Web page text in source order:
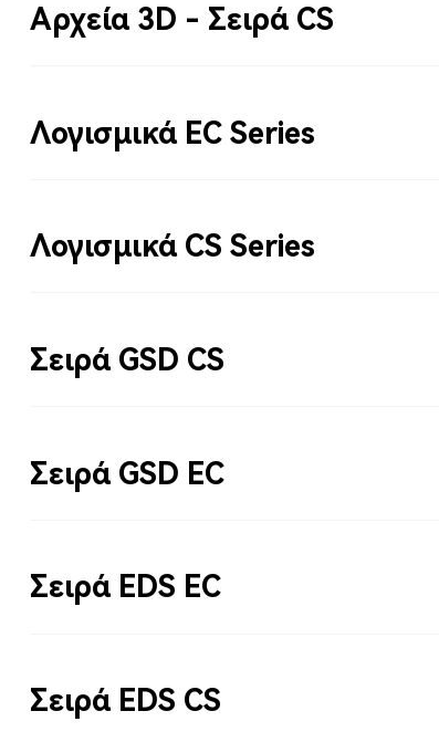
Αρχεία 3D - Σειρά CS
Λογισμικά EC Series
Λογισμικά CS Series
Σειρά GSD CS
Σειρά GSD EC
Σειρά EDS EC
Σειρά EDS CS